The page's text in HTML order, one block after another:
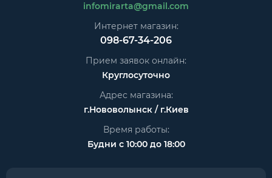
infomirarta@gmail.com
Интернет магазин:
098-67-34-206
Прием заявок онлайн:
Круглосуточно
Адрес магазина:
г.Нововолынск / г.Киев
Время работы:
Будни с 10:00 до 18:00